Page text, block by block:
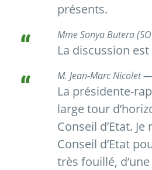
présents.
Mme Sonya Butera
La discussion
M. Jean-Marc Nicolet —
La présidente-
large tour
Conseil d’Etat.
Conseil d’Etat
très fouillé,